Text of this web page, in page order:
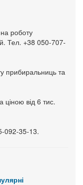
роботу
Тел. +38 050-707-
прибиральниць та
ціною від 6 тис.
092-35-13.